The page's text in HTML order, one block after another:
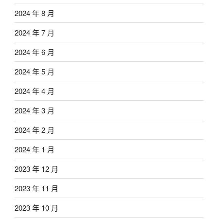
2024 年 8 月
2024 年 7 月
2024 年 6 月
2024 年 5 月
2024 年 4 月
2024 年 3 月
2024 年 2 月
2024 年 1 月
2023 年 12 月
2023 年 11 月
2023 年 10 月